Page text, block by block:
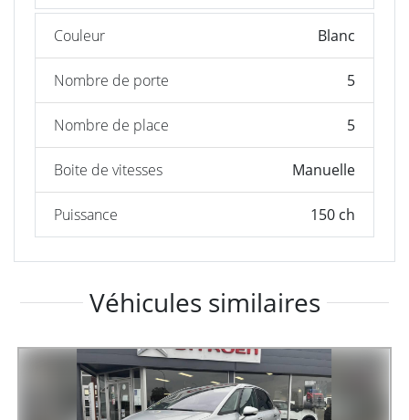
Couleur Blanc
Nombre de porte 5
Nombre de place 5
Boite de vitesses Manuelle
Puissance 150 ch
Véhicules similaires